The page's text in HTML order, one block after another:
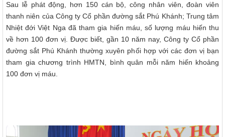
Sau lễ phát động, hơn 150 cán bộ, công nhân viên, đoàn viên
thanh niên của Công ty Cổ phần đường sắt Phú Khánh; Trung tâm
Nhiệt đới Việt Nga đã tham gia hiến máu, số lượng máu hiến thu
về hơn 100 đơn vị. Được biết, gần 10 năm nay, Công ty Cổ phần
đường sắt Phú Khánh thường xuyên phối hợp với các đơn vị bạn
tham gia chương trình HMTN, bình quân mỗi năm hiến khoảng
100 đơn vị máu.